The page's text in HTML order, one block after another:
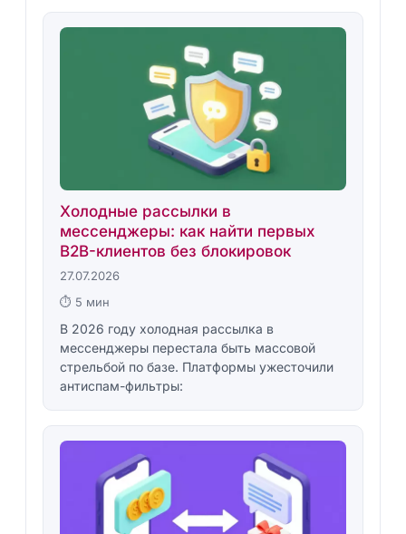
Холодные рассылки в
мессенджеры: как найти первых
B2B-клиентов без блокировок
27.07.2026
⏱ 5 мин
В 2026 году холодная рассылка в
мессенджеры перестала быть массовой
стрельбой по базе. Платформы ужесточили
антиспам-фильтры: